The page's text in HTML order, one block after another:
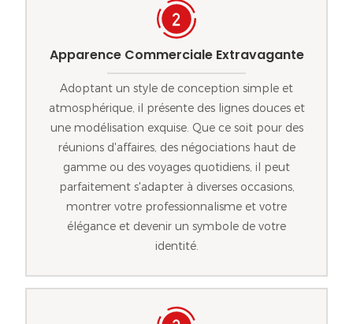
Apparence Commerciale Extravagante
Adoptant un style de conception simple et
atmosphérique, il présente des lignes douces et
une modélisation exquise. Que ce soit pour des
réunions d'affaires, des négociations haut de
gamme ou des voyages quotidiens, il peut
parfaitement s'adapter à diverses occasions,
montrer votre professionnalisme et votre
élégance et devenir un symbole de votre
identité.